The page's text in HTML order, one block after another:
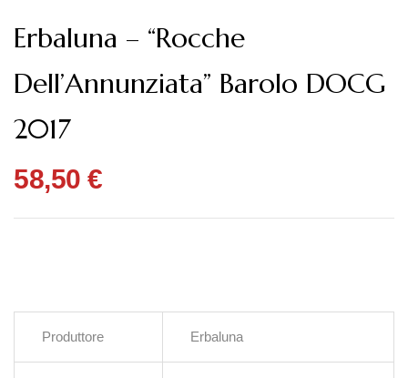
Erbaluna – “Rocche
Dell’Annunziata” Barolo DOCG
2017
58,50 €
Produttore Erbaluna